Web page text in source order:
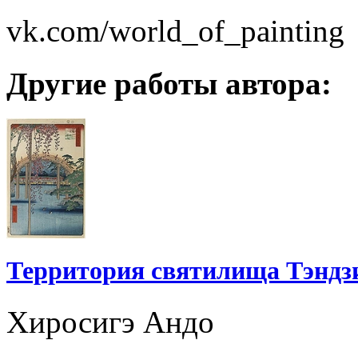
vk.com/world_of_painting
Другие работы автора:
Территория святилища
Хиросигэ Андо